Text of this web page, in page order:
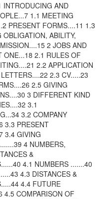
INTRODUCING AND
1.1 MEETING
PRESENT FORMS....11 1.3
OBLIGATION, ABILITY,
2 JOBS AND
ONE...18 2.1 RULES OF
2.2 APPLICATION
2.3 CV.....23
2.5 GIVING
3 DIFFERENT KIND
3.1
3.2 COMPANY
3.3 PRESENT
3.4 GIVING
4 NUMBERS,
&
4.1 NUMBERS .......40
4.3 DISTANCES &
4.4 FUTURE
4.5 COMPARISON OF